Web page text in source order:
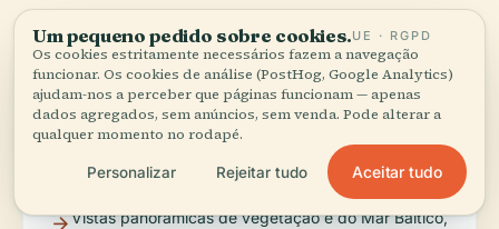
Eventos e Atrações
Torneios desportivos sazonais e eventos
Vistas panorâmicas de vegetação e do Mar Báltico,
Um pequeno pedido sobre cookies.UE · RGPD
Os cookies estritamente necessários fazem a navegação
funcionar. Os cookies de análise (PostHog, Google Analytics)
ajudam-nos a perceber que páginas funcionam — apenas
dados agregados, sem anúncios, sem venda. Pode alterar a
qualquer momento no rodapé.
Personalizar Rejeitar tudo Aceitar tudo